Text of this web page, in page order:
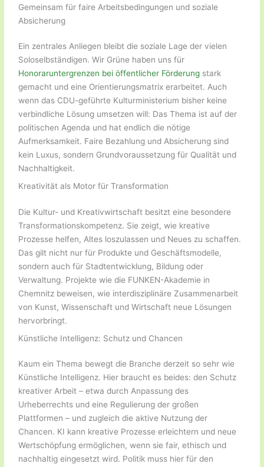
Gemeinsam für faire Arbeitsbedingungen und soziale
Absicherung
Ein zentrales Anliegen bleibt die soziale Lage der vielen
Soloselbständigen. Wir Grüne haben uns für
Honoraruntergrenzen bei öffentlicher Förderung stark
gemacht und eine Orientierungsmatrix erarbeitet. Auch
wenn das CDU-geführte Kulturministerium bisher keine
verbindliche Lösung umsetzen will: Das Thema ist auf der
politischen Agenda und hat endlich die nötige
Aufmerksamkeit. Faire Bezahlung und Absicherung sind
kein Luxus, sondern Grundvoraussetzung für Qualität und
Nachhaltigkeit.
Kreativität als Motor für Transformation
Die Kultur- und Kreativwirtschaft besitzt eine besondere
Transformationskompetenz. Sie zeigt, wie kreative
Prozesse helfen, Altes loszulassen und Neues zu schaffen.
Das gilt nicht nur für Produkte und Geschäftsmodelle,
sondern auch für Stadtentwicklung, Bildung oder
Verwaltung. Projekte wie die FUNKEN-Akademie in
Chemnitz beweisen, wie interdisziplinäre Zusammenarbeit
von Kunst, Wissenschaft und Wirtschaft neue Lösungen
hervorbringt.
Künstliche Intelligenz: Schutz und Chancen
Kaum ein Thema bewegt die Branche derzeit so sehr wie
Künstliche Intelligenz. Hier braucht es beides: den Schutz
kreativer Arbeit – etwa durch Anpassung des
Urheberrechts und eine Regulierung der großen
Plattformen – und zugleich die aktive Nutzung der
Chancen. KI kann kreative Prozesse erleichtern und neue
Wertschöpfung ermöglichen, wenn sie fair, ethisch und
nachhaltig eingesetzt wird. Politik muss hier für den